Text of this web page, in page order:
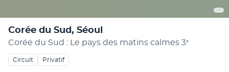
Corée du Sud, Séoul
Corée du Sud : Le pays des matins calmes 3*
Circuit Privatif